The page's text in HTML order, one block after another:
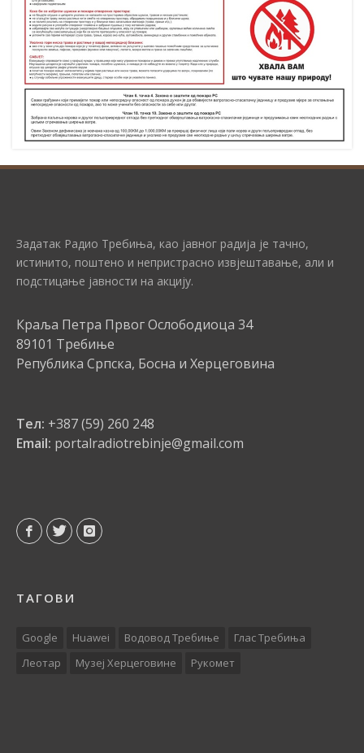
Задатак Радио Требиња, као јавног радија је тачно,
истинито, поштено и непристрасно извјештавање, али и
подстицање јавности на акцију.
Краља Петра Првог Ослободиоца 34
89101 Требиње
Република Српска, Босна и Херцеговина
Тел: +387 (59) 260 248
Email: portalradiotrebinje@gmail.com
ТАГОВИ
Google Huawei Водовод Требиње
Глас Требиња
Леотар
Музеј Херцеговине Рукомет